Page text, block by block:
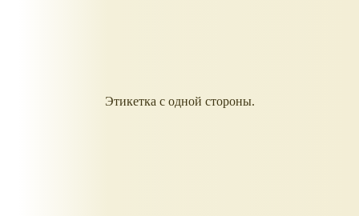
Этикетка с одной стороны.